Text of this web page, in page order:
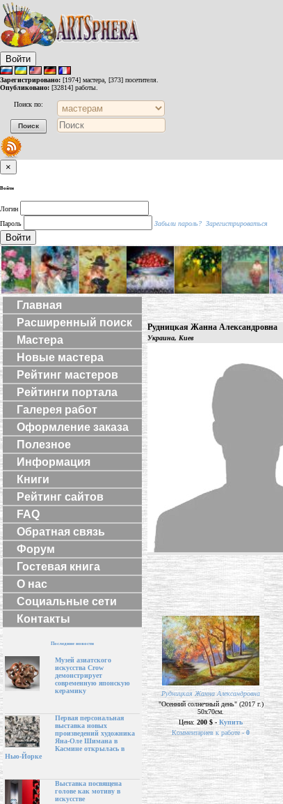
Войти
Зарегистрировано: [1974] мастера, [373] посетителя.
Опубликовано: [32814] работы.
Поиск по:
×
Войти
Логин
Пароль
Забыли пароль? Зарегистрироваться
Войти
Главная
Расширенный поиск
Мастера
Новые мастера
Рейтинг мастеров
Рейтинги портала
Галерея работ
Оформление заказа
Полезное
Информация
Книги
Рейтинг сайтов
FAQ
Обратная связь
Форум
Гостевая книга
О нас
Социальные сети
Контакты
Последние новости
Музей азиатского
искусства Crow
демонстрирует
современную японскую
керамику
Первая персональная
выставка новых
произведений художника
Яна-Оле Шимана в
Касмине открылась в
Нью-Йорке
Выставка посвящена
голове как мотиву в
искусстве
Рудницкая Жанна Александровна
Украина, Киев
Рудницкая Жанна Александровна
"Осенний солнечный день" (2017 г.)
50х70см.
Цена:200 $ - Купить
Комментариев к работе -0